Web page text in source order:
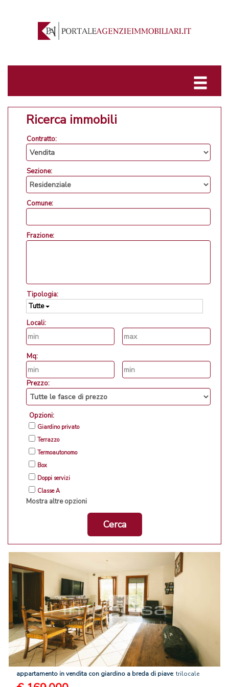
Ricerca immobili
Contratto:
Sezione:
Comune:
Frazione:
Tipologia:
Tutte
Locali:
Mq:
Prezzo:
Opzioni:
Giardino privato
Terrazzo
Termoautonomo
Box
Doppi servizi
Classe A
Mostra altre opzioni
Cerca
appartamento invendita con giardino a breda di piave: trilocale